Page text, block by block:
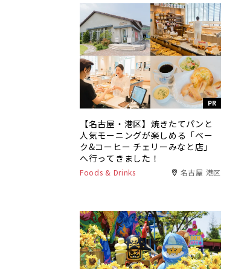
PR
【名古屋・港区】焼きたてパンと
人気モーニングが楽しめる「ベー
ク&コーヒー チェリーみなと店」
へ行ってきました！
Foods & Drinks 名古屋 港区